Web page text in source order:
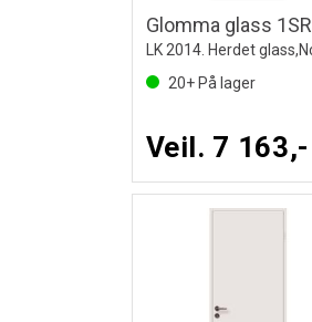
Glomma glass 1SR
20+På lager
Veil. 7 163,-